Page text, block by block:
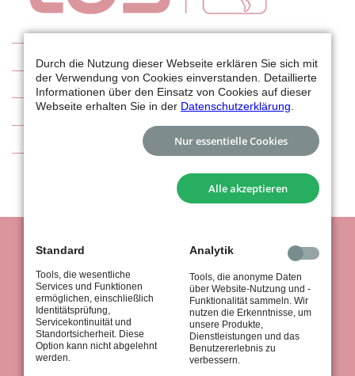
Basketball
Abteilung
Sponsoren
tus Stuttgart 1867 e.V.
Königsträßle 37
70597 Stuttgart
Durch die Nutzung dieser Webseite erklären Sie sich mit
der Verwendung von Cookies einverstanden. Detaillierte
Informationen über den Einsatz von Cookies auf dieser
Webseite erhalten Sie in der Datenschutzerklärung
Nur essentielle Cookies
Alle akzeptieren
Standard
Tools, die wesentliche
Services und Funktionen
ermöglichen, einschließlich
Identitätsprüfung,
Servicekontinuität und
Standortsicherheit. Diese
Option kann nicht abgelehnt
werden.
Analytik
Tools, die anonyme Daten
über Website-Nutzung und -
Funktionalität sammeln. Wir
nutzen die Erkenntnisse, um
unsere Produkte,
Dienstleistungen und das
Benutzererlebnis zu
verbessern.